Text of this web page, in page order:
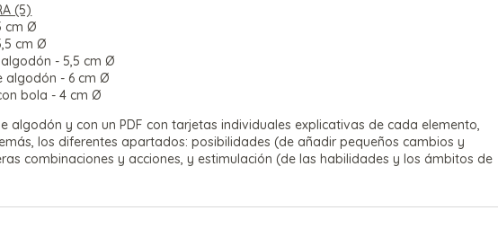
(5)
cm Ø
cm Ø
- 5,5 cm Ø
algodón - 6 cm Ø
bola - 4 cm Ø
algodón y con un PDF con tarjetas individuales explicativas de cada elemento,
los diferentes apartados: posibilidades (de añadir pequeños cambios y
combinaciones y acciones, y estimulación (de las habilidades y los ámbitos de